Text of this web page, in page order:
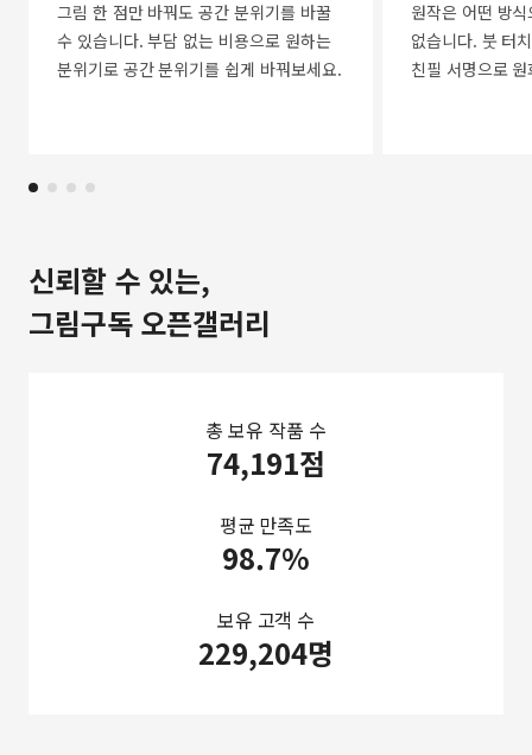
그림 한 점만 바꿔도 공간 분위기를 바꿀
수 있습니다. 부담 없는 비용으로 원하는
분위기로 공간 분위기를 쉽게 바꿔보세요.
원작은 어떤 방
없습니다. 붓 터
친필 서명으로
신뢰할 수 있는,
그림구독 오픈갤러리
총 보유 작품 수
74,191점
평균 만족도
98.7%
보유 고객 수
229,204명